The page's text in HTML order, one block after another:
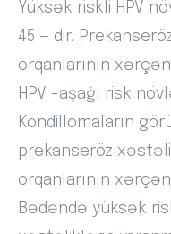
Yüksək riskli HPV
45 — dir.
orqanlarının
HPV -aşağı risk
Kondillomaların
prekanseröz
orqanlarının
Bədəndə yüksək